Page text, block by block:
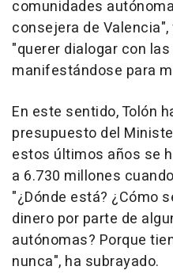
comunidades
consejera de
"querer dialogar con
manifestándose para
En este sentido, Tolón
presupuesto del
estos últimos años se
a 6.730 millones
"¿Dónde está? ¿Cómo
dinero por parte de
autónomas? Porque
nunca", ha subrayado.